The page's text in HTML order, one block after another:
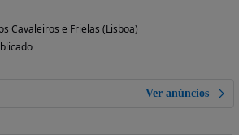
Cavaleiros e Frielas (Lisboa)
Ver anúncios